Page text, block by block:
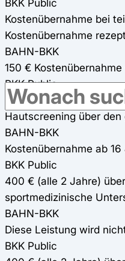
BKK Public
Kostenübernahme bei
Kostenübernahme
BAHN-BKK
150 € Kostenübernahme
BKK Public
400 €
Hautscreening über
BAHN-BKK
Kostenübernahme ab
BKK Public
400 € (alle 2 Jahre)
sportmedizinische
BAHN-BKK
Diese Leistung wird
BKK Public